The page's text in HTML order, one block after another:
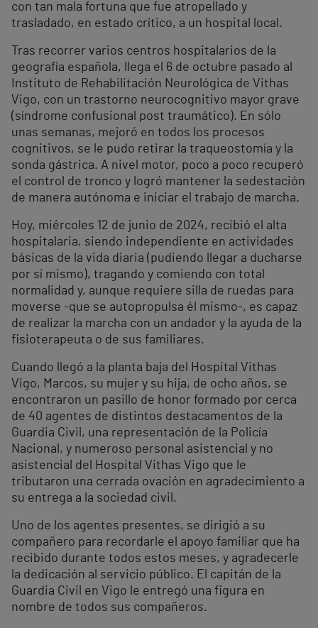
con tan mala fortuna que fue atropellado y
trasladado, en estado crítico, a un hospital local.
Tras recorrer varios centros hospitalarios de la
geografía española, llega el 6 de octubre pasado al
Instituto de Rehabilitación Neurológica de Vithas
Vigo, con un trastorno neurocognitivo mayor grave
(síndrome confusional post traumático). En sólo
unas semanas, mejoró en todos los procesos
cognitivos, se le pudo retirar la traqueostomía y la
sonda gástrica. A nivel motor, poco a poco recuperó
el control de tronco y logró mantener la sedestación
de manera autónoma e iniciar el trabajo de marcha.
Hoy, miércoles 12 de junio de 2024, recibió el alta
hospitalaria, siendo independiente en actividades
básicas de la vida diaria (pudiendo llegar a ducharse
por sí mismo), tragando y comiendo con total
normalidad y, aunque requiere silla de ruedas para
moverse -que se autopropulsa él mismo-, es capaz
de realizar la marcha con un andador y la ayuda de la
fisioterapeuta o de sus familiares.
Cuando llegó a la planta baja del Hospital Vithas
Vigo, Marcos, su mujer y su hija, de ocho años, se
encontraron un pasillo de honor formado por cerca
de 40 agentes de distintos destacamentos de la
Guardia Civil, una representación de la Policía
Nacional, y numeroso personal asistencial y no
asistencial del Hospital Vithas Vigo que le
tributaron una cerrada ovación en agradecimiento a
su entrega a la sociedad civil.
Uno de los agentes presentes, se dirigió a su
compañero para recordarle el apoyo familiar que ha
recibido durante todos estos meses, y agradecerle
la dedicación al servicio público. El capitán de la
Guardia Civil en Vigo le entregó una figura en
nombre de todos sus compañeros.